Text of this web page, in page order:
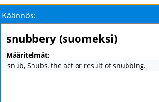
Käännös:
snubbery (suomeksi)
Määritelmät:
snub, Snubs, the act or result of snubbing.